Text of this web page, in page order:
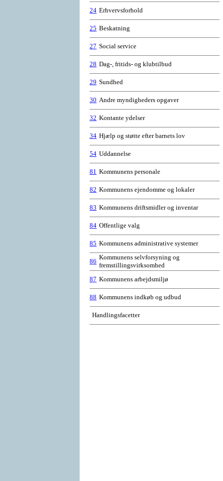
24 Erhvervsforhold
25 Beskatning
27 Social service
28 Dag-, fritids- og klubtilbud
29 Sundhed
30 Andre myndigheders opgaver
32 Kontante ydelser
34 Hjælp og støtte efter barnets lov
54 Uddannelse
81 Kommunens personale
82 Kommunens ejendomme og lokaler
83 Kommunens driftsmidler og inventar
84 Offentlige valg
85 Kommunens administrative systemer
86
Kommunens selvforsyning og
fremstillingsvirksomhed
87 Kommunens arbejdsmiljø
88 Kommunens indkøb og udbud
Handlingsfacetter